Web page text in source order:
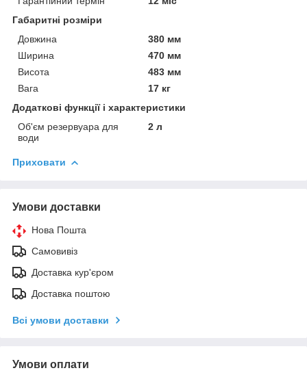
Габаритні розміри
Довжина
380 мм
Ширина
470 мм
Висота
483 мм
Вага
17 кг
Додаткові функції і характеристики
Об'єм резервуара для
води
2 л
Приховати
Умови доставки
Нова Пошта
Самовивіз
Доставка кур'єром
Доставка поштою
Всі умови доставки
Умови оплати